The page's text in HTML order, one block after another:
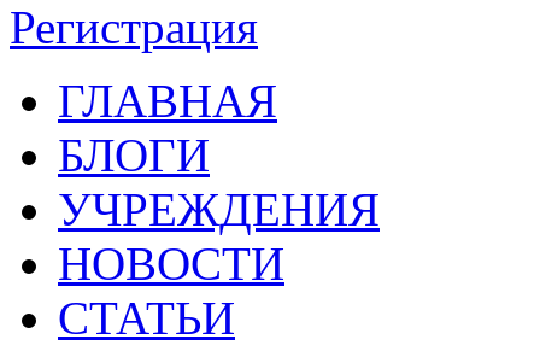
Регистрация
ГЛАВНАЯ
БЛОГИ
УЧРЕЖДЕНИЯ
НОВОСТИ
СТАТЬИ